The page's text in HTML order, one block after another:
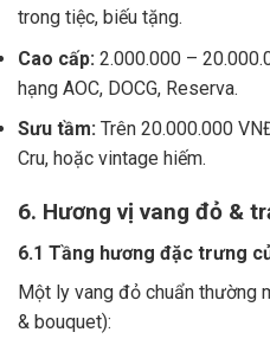
trong tiệc, biếu tặng.
Cao cấp: 2.000.000 –
hạng AOC, DOCG, Reserva.
Sưu tầm: Trên 20.000.000
Cru, hoặc vintage hiếm.
6. Hương vị vang đỏ &
6.1 Tầng hương đặc trưng
Một ly vang đỏ chuẩn thường
& bouquet):